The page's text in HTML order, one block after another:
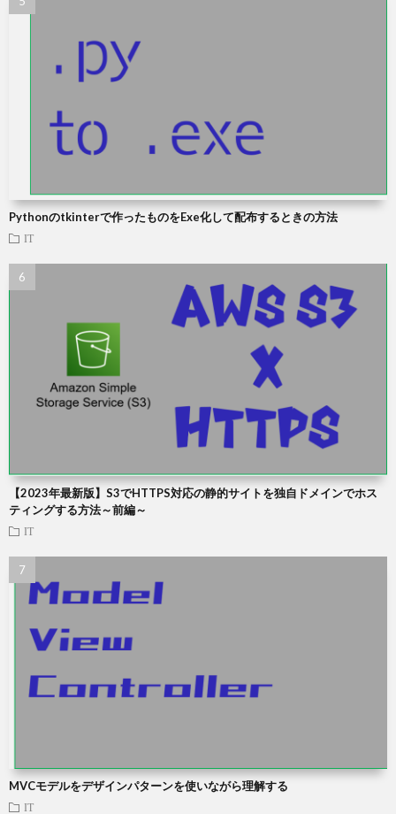
Pythonのtkinterで作ったものをExe化して配布するときの方法
IT
【2023年最新版】S3でHTTPS対応の静的サイトを独自ドメインでホス
ティングする方法～前編～
IT
MVCモデルをデザインパターンを使いながら理解する
IT